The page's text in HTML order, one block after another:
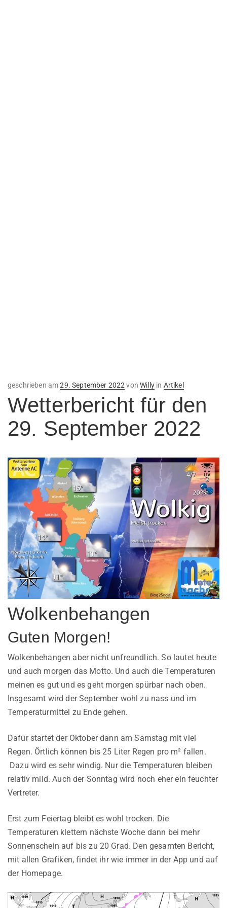
geschrieben amVeröffentlicht
29. September 2022 vonWillyin Artikel
Wetterbericht für den
29. September 2022
Wolkenbehangen
Guten Morgen!
Wolkenbehangen aber nicht unfreundlich. So lautet heute
und auch morgen das Motto. Und auch die Temperaturen
meinen es gut und es geht morgen spürbar nach oben.
Insgesamt wird der September wohl zu nass und im
Temperaturmittel zu Ende gehen.
Dafür startet der Oktober dann am Samstag mit viel
Regen. Örtlich können bis 25 Liter Regen pro m² fallen.
Dazu wird es sehr windig. Nur die Temperaturen bleiben
relativ mild. Auch der Sonntag wird noch eher ein feuchter
Vertreter.
Erst zum Feiertag bleibt es wohl trocken. Die
Temperaturen klettern nächste Woche dann bei mehr
Sonnenschein auf bis zu 20 Grad. Den gesamten Bericht,
mit allen Grafiken, findet ihr wie immer in der App und auf
der Homepage.